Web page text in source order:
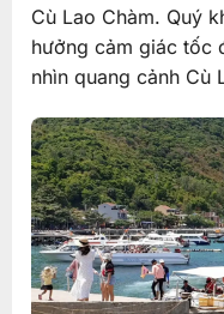
Cù Lao Chàm. Quý
hưởng cảm giác tốc
nhìn quang cảnh Cù